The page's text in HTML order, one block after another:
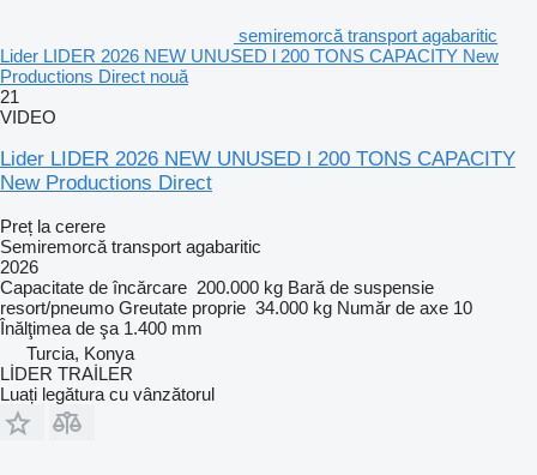
semiremorcă transport agabaritic
Lider LIDER 2026 NEW UNUSED l 200 TONS CAPACITY New
Productions Direct nouă
21
VIDEO
Lider LIDER 2026 NEW UNUSED l 200 TONS CAPACITY
New Productions Direct
Preț la cerere
Semiremorcă transport agabaritic
2026
Capacitate de încărcare 200.000 kg Bară de suspensie
resort/pneumo Greutate proprie 34.000 kg Număr de axe 10
Înălţimea de şa 1.400 mm
Turcia, Konya
LİDER TRAİLER
Luați legătura cu vânzătorul